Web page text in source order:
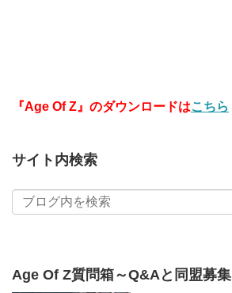
『Age Of Z』のダウンロードはこちら
サイト内検索
Age Of Z質問箱～Q&Aと同盟募集